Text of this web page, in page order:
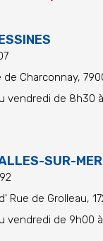
de Charconnay,
vendredi de 8h30
SUR-MER
Rue de Grolleau,
vendredi de 9h00